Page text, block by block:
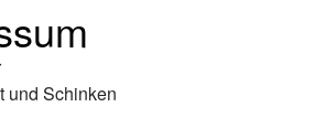
und Schinken